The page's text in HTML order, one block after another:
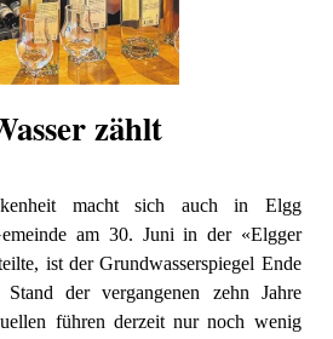
zählt
macht sich auch in Elgg
am 30. Juni in der «Elgger
ist der Grundwasserspiegel Ende
der vergangenen zehn Jahre
führen derzeit nur noch wenig